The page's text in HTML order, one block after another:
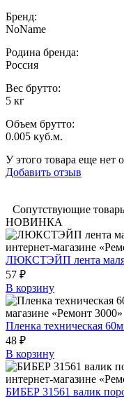
Бренд:
NoName
Родина бренда:
Россия
Вес брутто:
5 кг
Объем брутто:
0.005 куб.м.
У этого товара еще нет
Добавить отзыв
Сопутствующие
НОВИНКА
ЛЮКСТЭЙП лента
57 ₽
В корзину
Пленка техническая
48 ₽
В корзину
БИБЕР 31561 валик